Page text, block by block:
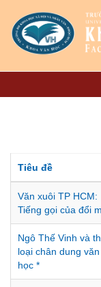
Tiêu đề
Văn xuôi TP HCM:
Tiếng gọi của đổi
Ngô Thế Vinh và
loại chân dung văn
học *